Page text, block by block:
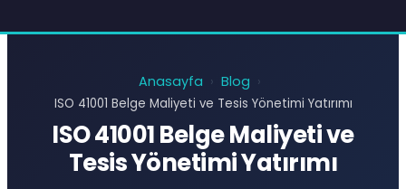
Anasayfa › Blog ›
ISO 41001 Belge Maliyeti ve Tesis Yönetimi Yatırımı
ISO 41001 Belge Maliyeti ve
Tesis Yönetimi Yatırımı